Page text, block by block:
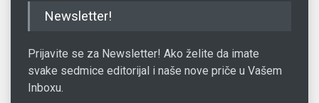
Newsletter!
Prijavite se za Newsletter! Ako želite da imate
svake sedmice editorijal i naše nove priče u Vašem
Inboxu.